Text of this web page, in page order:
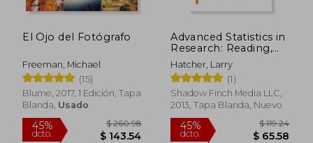
40% $ 76.51 45%
dcto.
El Ojo del Fotógrafo
Freeman, Michael
(15)
Blume, 2017, 1 Edición, Tapa
Blanda, Usado
Advanced Statistics in
Research: Reading,
Understanding, and
Writing up Data
Analysis Results (en
Inglés)
Hatcher, Larry
(1)
Shadow Finch Media LLC,
2013, Tapa Blanda, Nuevo